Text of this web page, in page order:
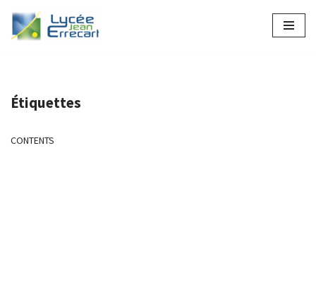
Aller
Étiquettes
CONTENTS